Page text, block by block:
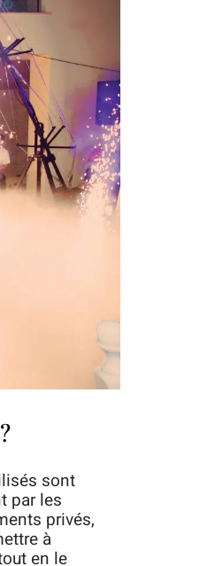
sont
par les
privés,
à
en le